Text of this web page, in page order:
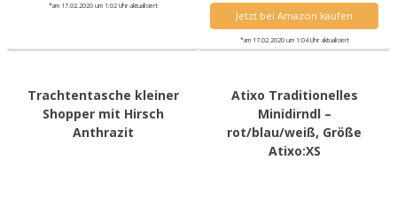
*am 17.02.2020 um 1:02 Uhr aktualisiert
Jetzt bei Amazon kaufen
*am 17.02.2020 um 1:04 Uhr aktualisiert
Trachtentasche kleiner
Shopper mit Hirsch
Anthrazit
Atixo Traditionelles
Minidirndl –
rot/blau/weiß, Größe
Atixo:XS